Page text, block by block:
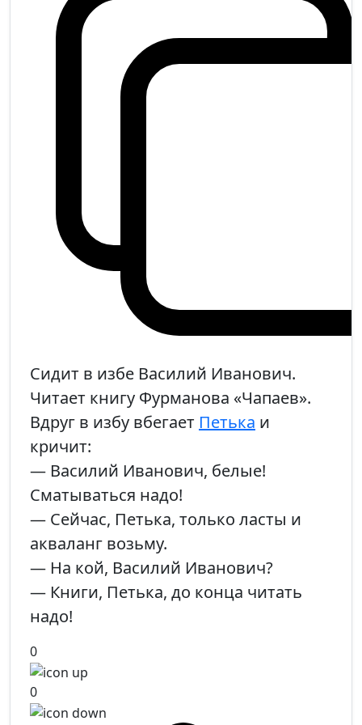
Сидит в избе Василий Иванович.
Читает книгу Фурманова «Чапаев».
Вдруг в избу вбегает Петька и
кричит:
— Василий Иванович, белые!
Сматываться надо!
— Сейчас, Петька, только ласты и
акваланг возьму.
— На кой, Василий Иванович?
— Книги, Петька, до конца читать
надо!
0
0